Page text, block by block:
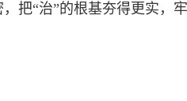
把“治”的根基夯得更实，